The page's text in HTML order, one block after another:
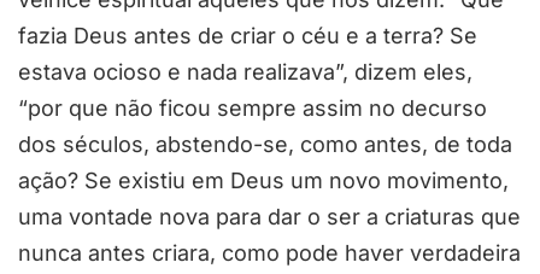
fazia Deus antes de criar o céu e a terra? Se
estava ocioso e nada realizava”, dizem eles,
“por que não ficou sempre assim no decurso
dos séculos, abstendo-se, como antes, de toda
ação? Se existiu em Deus um novo movimento,
uma vontade nova para dar o ser a criaturas que
nunca antes criara, como pode haver verdadeira